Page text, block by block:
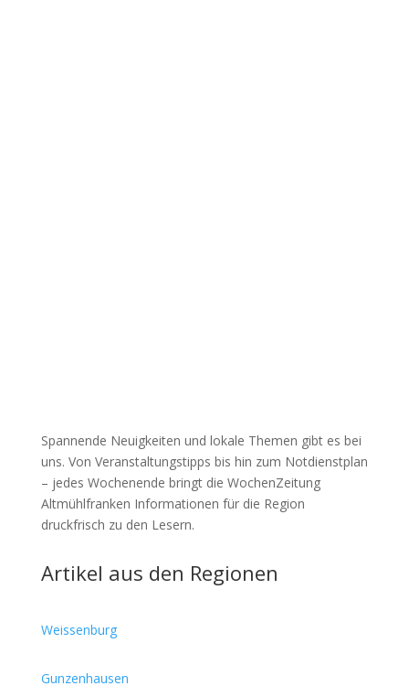
Spannende Neuigkeiten und lokale Themen gibt es bei
uns. Von Veranstaltungstipps bis hin zum Notdienstplan
– jedes Wochenende bringt die WochenZeitung
Altmühlfranken Informationen für die Region
druckfrisch zu den Lesern.
Artikel aus den Regionen
Weissenburg
Gunzenhausen